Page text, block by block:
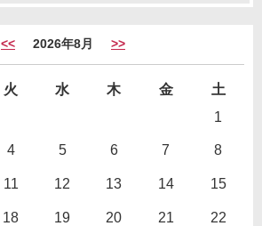
<< 2026年8月 >>
火 水 木 金
土
1
4 5 6 7 8
11 12 13 14 15
18 19 20 21 22